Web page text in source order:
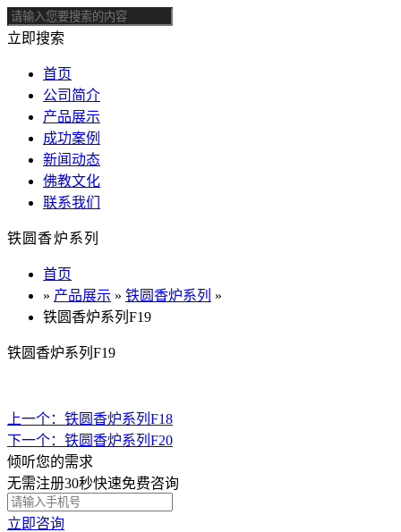
立即搜索
首页
公司简介
产品展示
成功案例
新闻动态
佛教文化
联系我们
铁圆香炉系列
首页
» 产品展示 » 铁圆香炉系列 »
铁圆香炉系列F19
铁圆香炉系列F19
上一个：铁圆香炉系列F18
下一个：铁圆香炉系列F20
倾听您的需求
无需注册30秒快速免费咨询
立即咨询